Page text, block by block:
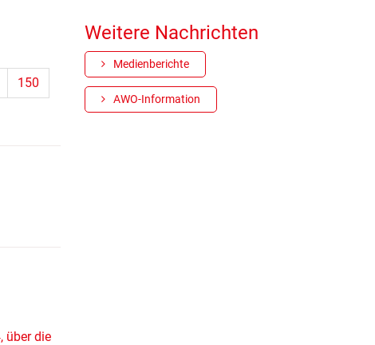
150
über die
Weitere Nachrichten
Medienberichte
AWO-Information